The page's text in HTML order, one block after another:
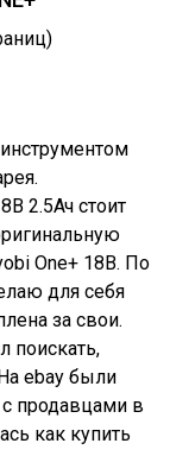
2.5Ач стоит
One+ 18В. По
для себя
за свои.
поискать,
ebay были
продавцами в
как купить